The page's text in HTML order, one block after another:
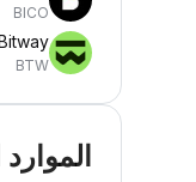
BICO
BTW